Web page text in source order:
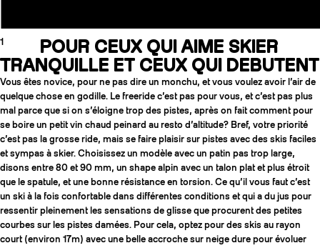
1
POUR CEUX QUI AIME SKIER
TRANQUILLE ET CEUX QUI DEBUTENT
Vous êtes novice, pour ne pas dire un monchu, et vous voulez avoir l’air de
quelque chose en godille. Le freeride c’est pas pour vous, et c’est pas plus
mal parce que si on s’éloigne trop des pistes, après on fait comment pour
se boire un petit vin chaud peinard au resto d’altitude? Bref, votre priorité
c’est pas la grosse ride, mais se faire plaisir sur pistes avec des skis faciles
et sympas à skier. Choisissez un modèle avec un patin pas trop large,
disons entre 80 et 90 mm, un shape alpin avec un talon plat et plus étroit
que le spatule, et une bonne résistance en torsion. Ce qu’il vous faut c’est
un ski à la fois confortable dans différentes conditions et qui a du jus pour
ressentir pleinement les sensations de glisse que procurent des petites
courbes sur les pistes damées. Pour cela, optez pour des skis au rayon
court (environ 17m) avec une belle accroche sur neige dure pour évoluer